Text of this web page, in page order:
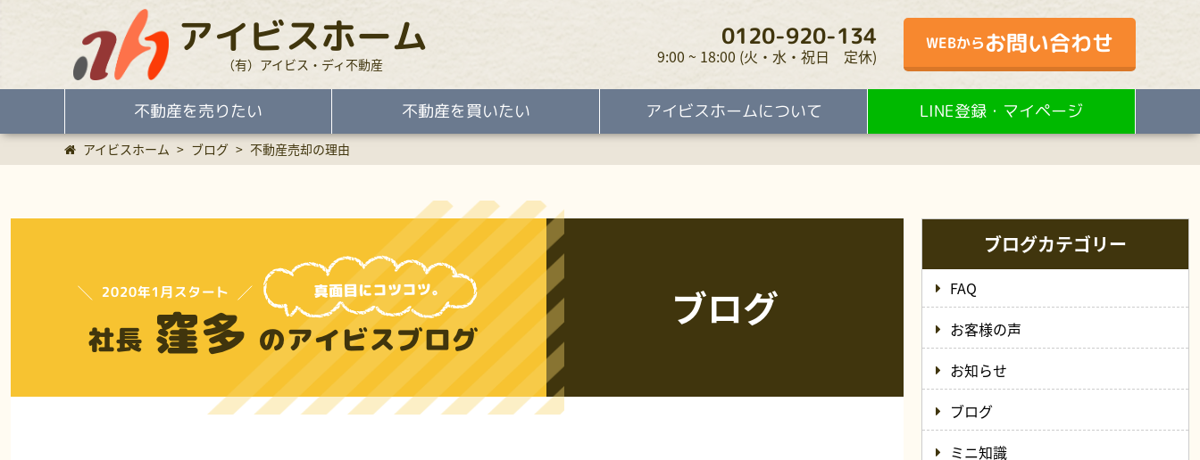
アイビスホーム
（有）アイビス・ディ不動産
0120-920-134
9:00 ~ 18:00 (火・水・祝日 定休)
WEBからお問い合わせ
不動産を売りたい 不動産を買いたい アイビスホームについて LINE登録・マイページ
アイビスホーム > ブログ > 不動産売却の理由
ブログ
ブログカテゴリー
FAQ
お客様の声
お知らせ
ブログ
ミニ知識